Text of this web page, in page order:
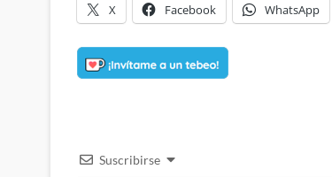
X Facebook WhatsApp
Suscribirse